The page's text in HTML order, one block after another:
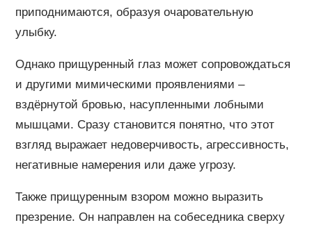
приподнимаются, образуя очаровательную
улыбку.
Однако прищуренный глаз может сопровождаться
и другими мимическими проявлениями –
вздёрнутой бровью, насупленными лобными
мышцами. Сразу становится понятно, что этот
взгляд выражает недоверчивость, агрессивность,
негативные намерения или даже угрозу.
Также прищуренным взором можно выразить
презрение. Он направлен на собеседника сверху